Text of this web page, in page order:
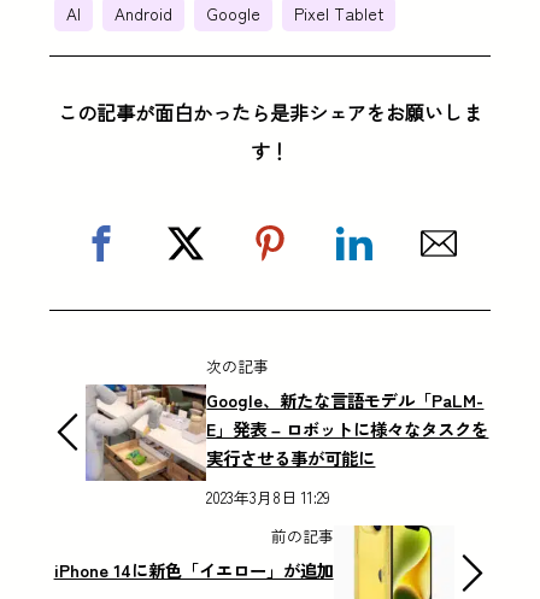
AI Android Google Pixel Tablet
この記事が面白かったら是非シェアをお願いしま
す！
次の記事
Google、新たな言語モデル「PaLM-
E」発表 – ロボットに様々なタスクを
実行させる事が可能に
2023年3月8日 11:29
前の記事
iPhone 14に新色「イエロー」が追加